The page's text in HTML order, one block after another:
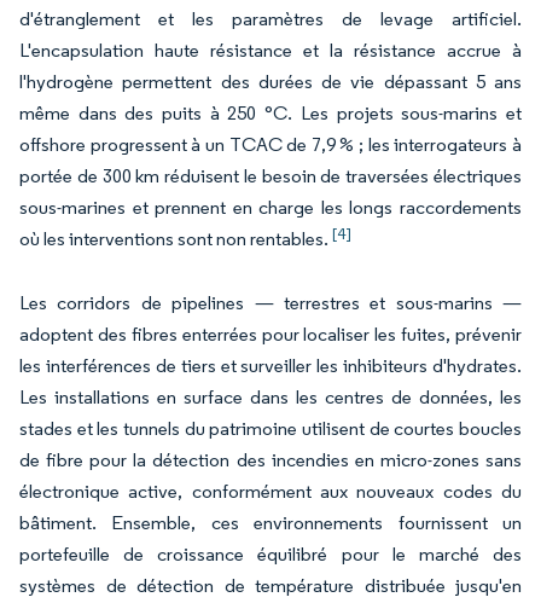
d'étranglement et les paramètres de levage artificiel.
L'encapsulation haute résistance et la résistance accrue à
l'hydrogène permettent des durées de vie dépassant 5 ans
même dans des puits à 250 °C. Les projets sous-marins et
offshore progressent à un TCAC de 7,9 % ; les interrogateurs à
portée de 300 km réduisent le besoin de traversées électriques
sous-marines et prennent en charge les longs raccordements
où les interventions sont non rentables. [4]
Les corridors de pipelines — terrestres et sous-marins —
adoptent des fibres enterrées pour localiser les fuites, prévenir
les interférences de tiers et surveiller les inhibiteurs d'hydrates.
Les installations en surface dans les centres de données, les
stades et les tunnels du patrimoine utilisent de courtes boucles
de fibre pour la détection des incendies en micro-zones sans
électronique active, conformément aux nouveaux codes du
bâtiment. Ensemble, ces environnements fournissent un
portefeuille de croissance équilibré pour le marché des
systèmes de détection de température distribuée jusqu'en